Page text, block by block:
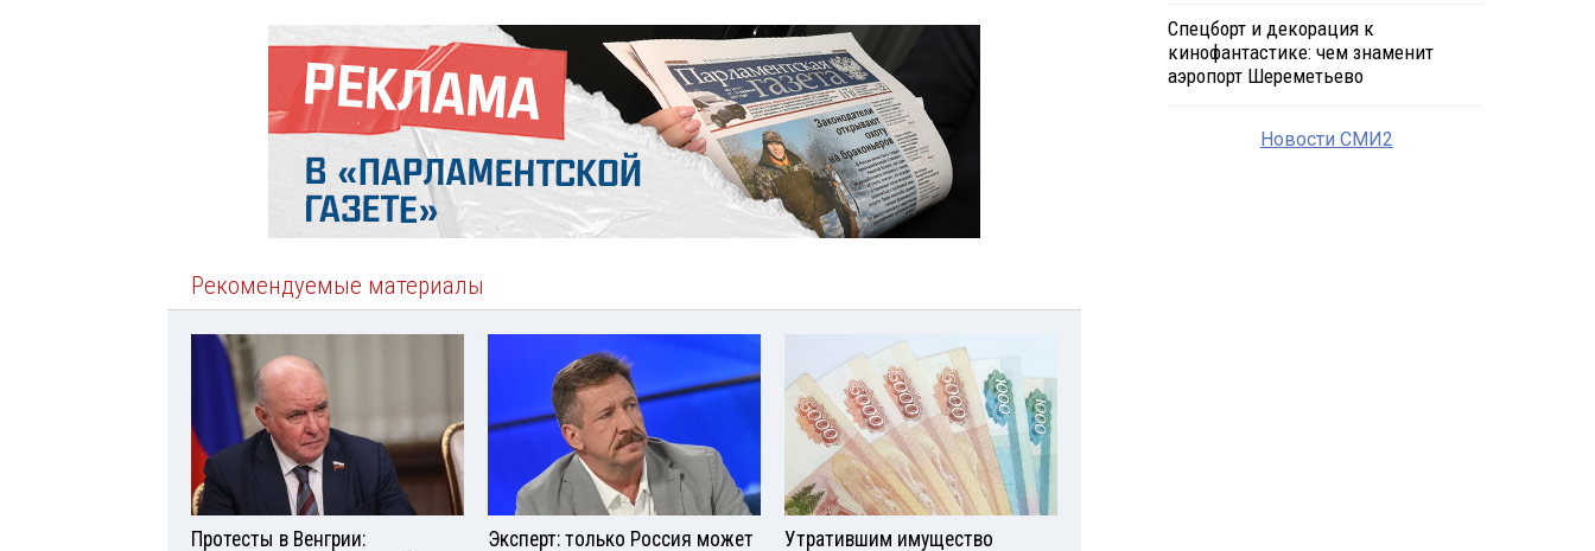
Рекомендуемые материалы
Протесты в Венгрии:
Эксперт: только Россия может
Утратившим имущество
Спецборт и декорация к
кинофантастике: чем знаменит
аэропорт Шереметьево
Новости СМИ2